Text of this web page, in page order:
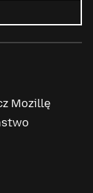
Mozillę